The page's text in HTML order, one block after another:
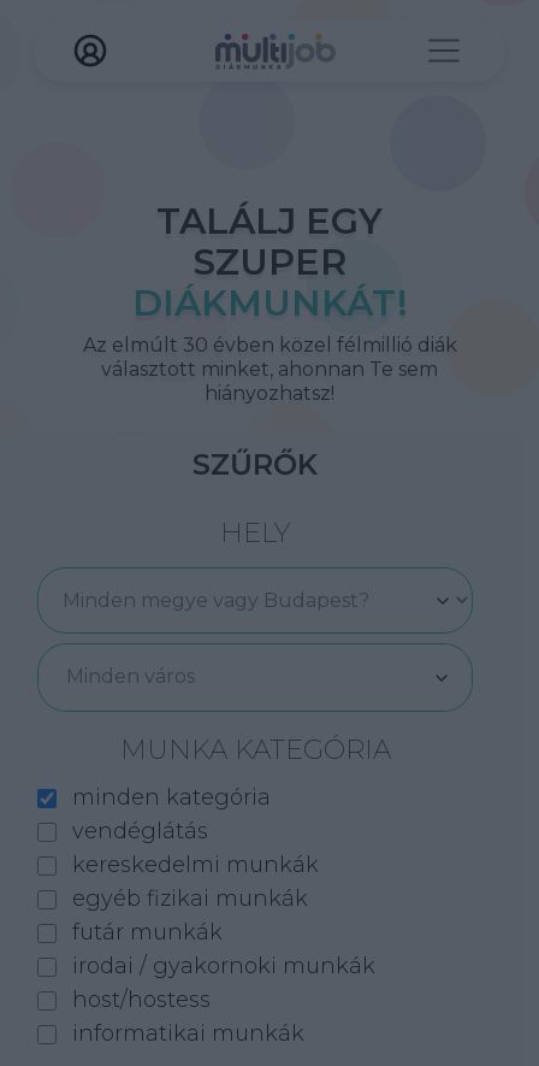
TALÁLJ EGY
SZUPER
DIÁKMUNKÁT!
Az elmúlt 30 évben közel félmillió diák
választott minket, ahonnan Te sem
hiányozhatsz!
SZŰRŐK
HELY
Minden város
MUNKA KATEGÓRIA
minden kategória
vendéglátás
kereskedelmi munkák
egyéb fizikai munkák
futár munkák
irodai / gyakornoki munkák
host/hostess
informatikai munkák